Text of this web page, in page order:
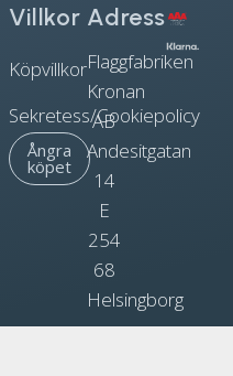
Adress
Flaggfabriken
Kronan
AB
Andesitgatan
14
E
254
68
Helsingborg
Villkor
Köpvillkor
Sekretess/Cookiepolicy
Ångra
köpet